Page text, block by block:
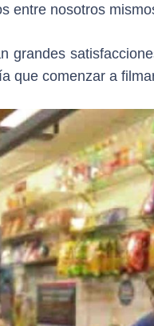
entre nosotros
grandes
que comenzar a